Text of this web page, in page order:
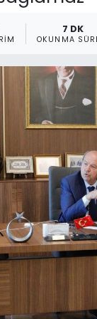
7 DK
OKUNMA